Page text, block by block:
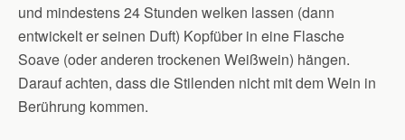
und mindestens 24 Stunden welken lassen (dann
entwickelt er seinen Duft) Kopfüber in eine Flasche
Soave (oder anderen trockenen Weißwein) hängen.
Darauf achten, dass die Stilenden nicht mit dem Wein in
Berührung kommen.